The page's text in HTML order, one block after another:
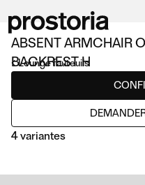
ABSENT ARMCHAIR
BACKREST H
4 variantes
Lounge fauteuils